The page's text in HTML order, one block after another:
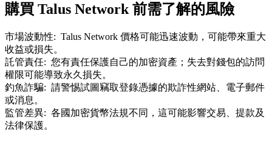
購買 Talus Network 前需了解的風險
市場波動性: Talus Network 價格可能迅速波動，可能帶來重大
收益或損失。
託管責任: 您有責任保護自己的加密資產；失去對錢包的訪問
權限可能導致永久損失。
釣魚詐騙: 請警惕試圖竊取登錄憑據的欺詐性網站、電子郵件
或消息。
監管差異: 各國加密貨幣法規不同，這可能影響交易、提款及
法律保護。